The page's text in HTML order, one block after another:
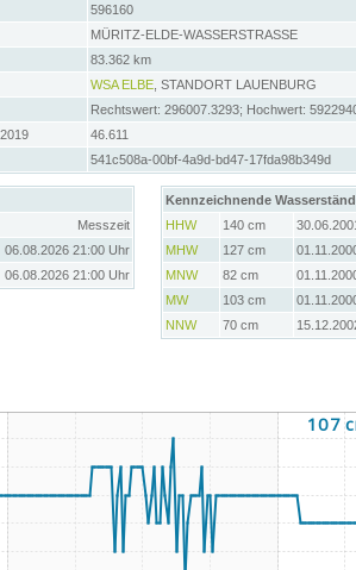
596160
MÜRITZ-ELDE-WASSERSTRASSE
83.362 km
WSA ELBE , STANDORT LAUENBURG
Rechtswert: 296007.3293; Hochwert:
46.611
541c508a-00bf-4a9d-bd47-17fda98b349d
Messzeit
06.08.2026 21:00 Uhr
06.08.2026 21:00 Uhr
Kennzeichnende
HHW
140 cm
MHW
127 cm
MNW
82 cm
MW
103 cm
NNW
70 cm